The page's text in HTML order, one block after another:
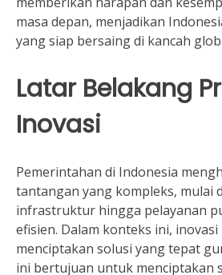
masa depan, menjadikan
yang siap bersaing di kancah
Latar Belakang
Inovasi
Pemerintahan di Indonesia
tantangan yang kompleks, mulai
infrastruktur hingga pelayanan
efisien. Dalam konteks ini,
menciptakan solusi yang tepat
ini bertujuan untuk menciptakan